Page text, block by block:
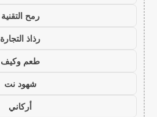
رمح التقنية
رذاذ التجارة
طعم وكيف
شهود نت
أركاني